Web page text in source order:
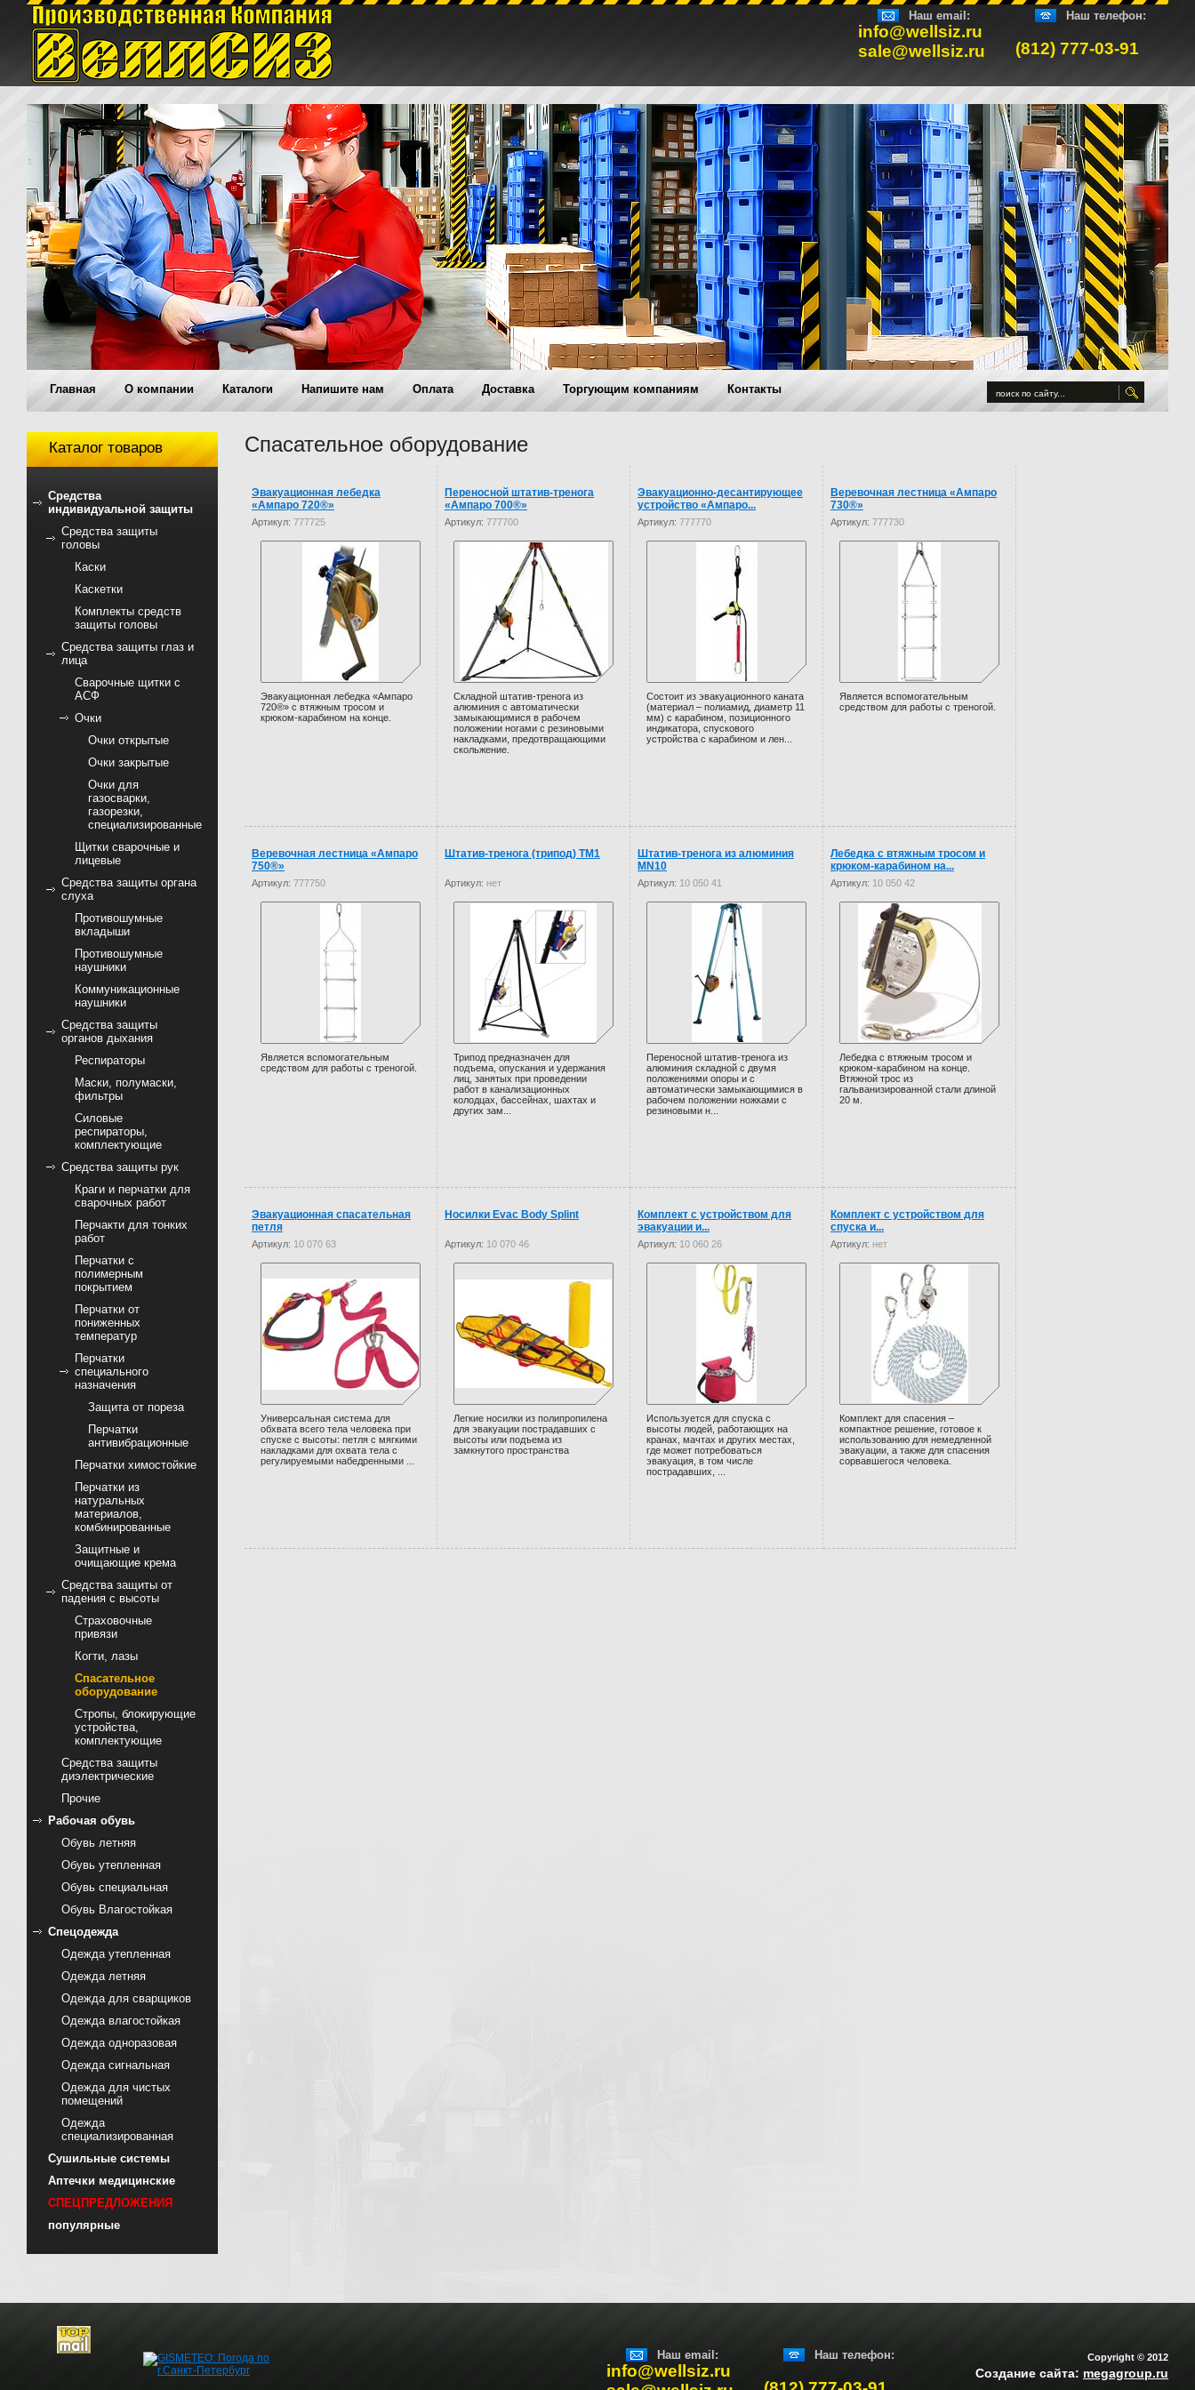
Главная O компании Каталоги Напишите нам Оплата Доставка Торгующим компаниям Контакты
Наш email:
info@wellsiz.ru
sale@wellsiz.ru
Наш телефон:
(812) 777-03-91
Каталог товаров
Средства
индивидуальной защиты
Средства защиты
головы
Каски
Каскетки
Комплекты средств
защиты головы
Средства защиты глаз и
лица
Сварочные щитки с
АСФ
Очки
Очки открытые
Очки закрытые
Очки для
газосварки,
газорезки,
специализированные
Щитки сварочные и
лицевые
Средства защиты органа
слуха
Противошумные
вкладыши
Противошумные
наушники
Коммуникационные
наушники
Средства защиты
органов дыхания
Респираторы
Маски, полумаски,
фильтры
Силовые
респираторы,
комплектующие
Средства защиты рук
Краги и перчатки для
сварочных работ
Перчакти для тонких
работ
Перчатки с
полимерным
покрытием
Перчатки от
пониженных
температур
Перчатки
специального
назначения
Защита от пореза
Перчатки
антивибрационные
Перчатки химостойкие
Перчатки из
натуральных
материалов,
комбинированные
Защитные и
очищающие крема
Средства защиты от
падения с высоты
Страховочные
привязи
Когти, лазы
Спасательное
оборудование
Стропы, блокирующие
устройства,
комплектующие
Cредства защиты
диэлектрические
Прочие
Рабочая обувь
Обувь летняя
Обувь утепленная
Обувь специальная
Обувь Влагостойкая
Спецодежда
Одежда утепленная
Одежда летняя
Одежда для сварщиков
Одежда влагостойкая
Одежда одноразовая
Одежда сигнальная
Одежда для чистых
помещений
Одежда
специализированная
Сушильные системы
Аптечки медицинские
СПЕЦПРЕДЛОЖЕНИЯ
популярные
Спасательное оборудование
Эвакуационная лебедка
«Ампаро 720®»
Артикул: 777725
Эвакуационная лебедка «Ампаро
720®» с втяжным тросом и
крюком-карабином на конце.
Переносной штатив-тренога
«Ампаро 700®»
Артикул: 777700
Складной штатив-тренога из
алюминия с автоматически
замыкающимися в рабочем
положении ногами с резиновыми
накладками, предотвращающими
скольжение.
Эвакуационно-десантирующее
устройство «Ампаро...
Артикул: 777770
Состоит из эвакуационного каната
(материал – полиамид, диаметр 11
мм) с карабином, позиционного
индикатора, спускового
устройства с карабином и лен...
Веревочная лестница «Ампаро
730®»
Артикул: 777730
Является вспомогательным
средством для работы с треногой.
Веревочная лестница «Ампаро
750®»
Артикул: 777750
Является вспомогательным
средством для работы с треногой.
Штатив-тренога (трипод) ТМ1
Артикул: нет
Трипод предназначен для
подъема, опускания и удержания
лиц, занятых при проведении
работ в канализационных
колодцах, бассейнах, шахтах и
других зам...
Штатив-тренога из алюминия
MN10
Артикул: 10 050 41
Переносной штатив-тренога из
алюминия складной с двумя
положениями опоры и с
автоматически замыкающимися в
рабочем положении ножками с
резиновыми н...
Лебедка с втяжным тросом и
крюком-карабином на...
Артикул: 10 050 42
Лебедка с втяжным тросом и
крюком-карабином на конце.
Втяжной трос из
гальванизированной стали длиной
20 м.
Эвакуационная спасательная
петля
Артикул: 10 070 63
Универсальная система для
обхвата всего тела человека при
спуске с высоты: петля с мягкими
накладками для охвата тела с
регулируемыми набедренными ...
Носилки Evac Body Splint
Артикул: 10 070 46
Легкие носилки из полипропилена
для эвакуации пострадавших с
высоты или подъема из
замкнутого пространства
Комплект с устройством для
эвакуации и...
Артикул: 10 060 26
Используется для спуска с
высоты людей, работающих на
кранах, мачтах и других местах,
где может потребоваться
эвакуация, в том числе
пострадавших, ...
Комплект с устройством для
спуска и...
Артикул: нет
Комплект для спасения –
компактное решение, готовое к
использованию для немедленной
эвакуации, а также для cпасения
сорвавшегося человека.
Copyright © 2012
Создание сайта: megagroup.ru
Наш email:
info@wellsiz.ru
Наш телефон: